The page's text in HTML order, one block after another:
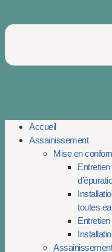
Accueil
Assainissement
Mise en
Entretien
toutes